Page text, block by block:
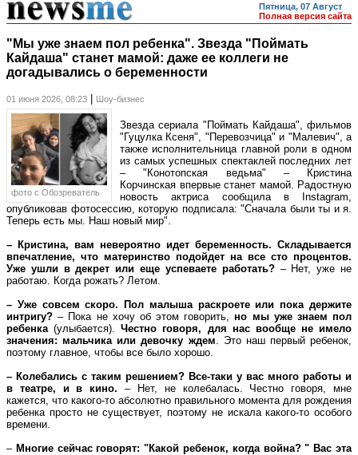
Пятница, 07 Август
Полная версия сайта
"Мы уже знаем пол ребенка". Звезда "Поймать
Кайдаша" станет мамой: даже ее коллеги не
догадывались о беременности
01 июня 2026, 08:23 Шоу-бизнес
фото c Обозреватель
Звезда сериала "Поймать Кайдаша", фильмов
"Гуцулка Ксеня", "Перевозчица" и "Малевич", а
также исполнительница главной роли в одном
из самых успешных спектаклей последних лет
– "Конотопская ведьма" – Кристина
Корчинская впервые станет мамой. Радостную
новость актриса сообщила в Instagram,
опубликовав фотосессию, которую подписала: "Сначала были ты и я.
Теперь есть мы. Наш новый мир".
– Кристина, вам невероятно идет беременность. Складывается
впечатление, что материнство подойдет на все сто процентов.
Уже ушли в декрет или еще успеваете работать? – Нет, уже не
работаю. Когда рожать? Летом.
– Уже совсем скоро. Пол малыша раскроете или пока держите
интригу?– Пока не хочу об этом говорить,но мы уже знаем пол
ребенка(улыбается).Честно говоря, для нас вообще не имело
значения: мальчика или девочку ждем. Это наш первый ребенок,
поэтому главное, чтобы все было хорошо.
– Колебались с таким решением? Все-таки у вас много работы и
в театре, и в кино.– Нет, не колебалась. Честно говоря, мне
кажется, что какого-то абсолютно правильного момента для рождения
ребенка просто не существует, поэтому не искала какого-то особого
времени.
– Многие сейчас говорят: "Какой ребенок, когда война? " Вас эта